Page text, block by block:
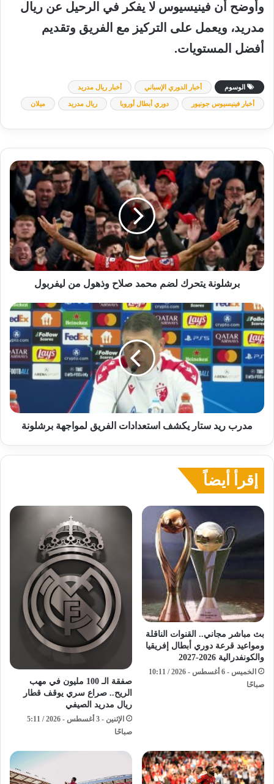
وأوضح أن فينيسيوس لا يفكر في الرحيل عن ريال
مدريد، ويعمل على التركيز مع الفريق وتقديم
أفضل المستويات.
الوسوم أخبار الدوري الإسباني أخبار ريال مدريد
أخبار فينيسيوس جونيور دوري أبطال أوروبا ريال مدريد ميلان
برشلونة
يتحرك
لضم
محمد
صلاح
وذهول
من
ليفربول
برشلونة يتحرك لضم محمد صلاح وذهول من ليفربول
مدرب
ريد
ستار
يكشف
استعدادات
الفريق
لمواجهة
مدرب ريد ستار يكشف استعدادات الفريق لمواجهة برشلونة
إقرأ أيضاً
بث مباشر مجاني.. القنوات الناقلة
ومواعيد قرعة دوري أبطال إفريقيا
والكونفدرالية 2026-2027
الخميس - 6 أغسطس - 2026 / 10:11
صباحًا
صفقة الـ 100 مليون في مهب
الريح.. صراع سري يوقف قطار
ريال مدريد الصيفي
الإثنين - 3 أغسطس - 2026 / 5:11
صباحًا